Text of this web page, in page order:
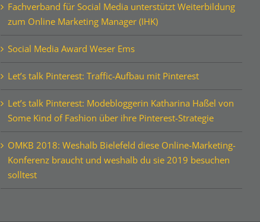
Fachverband für Social Media unterstützt Weiterbildung
zum Online Marketing Manager (IHK)
Social Media Award Weser Ems
Let’s talk Pinterest: Traffic-Aufbau mit Pinterest
Let’s talk Pinterest: Modebloggerin Katharina Haßel von
Some Kind of Fashion über ihre Pinterest-Strategie
OMKB 2018: Weshalb Bielefeld diese Online-Marketing-
Konferenz braucht und weshalb du sie 2019 besuchen
solltest